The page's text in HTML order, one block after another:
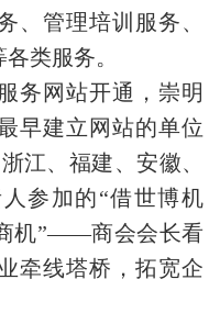
、管理培训服务、
类服务。
务网站开通，崇明
早建立网站的单位
江、福建、安徽、
参加的“借世博机
机”——商会会长看
牵线塔桥，拓宽企